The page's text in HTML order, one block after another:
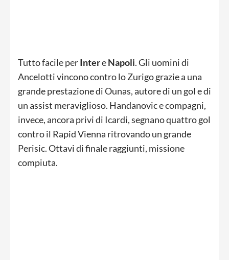
Tutto facile perIntereNapoli. Gli uomini di
Ancelotti vincono contro lo Zurigo grazie a una
grande prestazione di Ounas, autore di un gol e di
un assist meraviglioso. Handanovic e compagni,
invece, ancora privi di Icardi, segnano quattro gol
contro il Rapid Vienna ritrovando un grande
Perisic. Ottavi di finale raggiunti, missione
compiuta.